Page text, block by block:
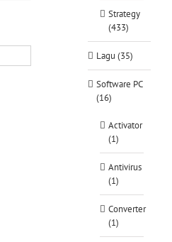
Strategy
(433)
Lagu (35)
Software PC
(16)
Activator
(1)
Antivirus
(1)
Converter
(1)